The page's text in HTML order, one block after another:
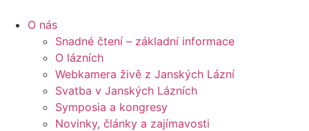
O nás
Snadné čtení – základní informace
O lázních
Webkamera živě z Janských Lázní
Svatba v Janských Lázních
Symposia a kongresy
Novinky, články a zajímavosti